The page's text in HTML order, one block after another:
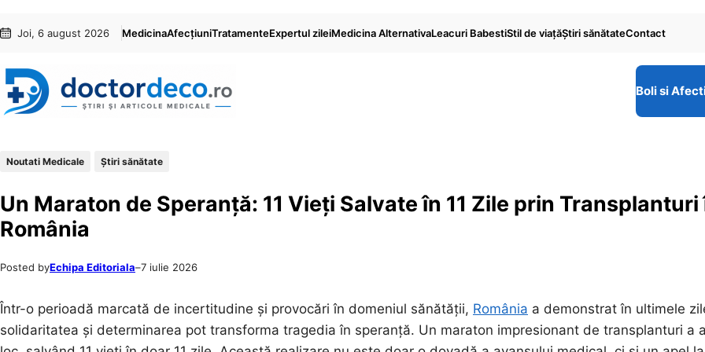
conținut
content
Joi, 6 august 2026 MedicinaAfecțiuniTratamenteExpertul zileiMedicina AlternativaLeacuri BabestiStil de viaţăŞtiri sănătateContact
Boli si
Noutati Medicale Ştiri sănătate
Un Maraton de Speranță: 11 Vieți Salvate în 11 Zile prin Transplanturi
România
Posted byEchipa Editoriala–7 iulie 2026
Într-o perioadă marcată de incertitudine și provocări în domeniul sănătății, România a demonstrat în ultimele
solidaritatea și determinarea pot transforma tragedia în speranță. Un maraton impresionant de transplanturi a